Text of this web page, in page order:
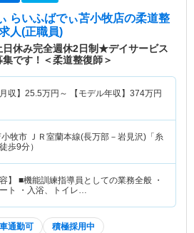
らいふばでぃ苫小牧店の柔道整
人(正職員)
日休み完全週休2日制★デイサービス
です！＜柔道整復師＞
収】 25.5万円～ 【モデル年収】 374万円
牧市 ＪＲ室蘭本線(長万部－岩見沢)「糸
歩9分）
容】 ■機能訓練指導員としての業務全般 ・
ト ・入浴、トイレ…
車通勤可 積極採用中